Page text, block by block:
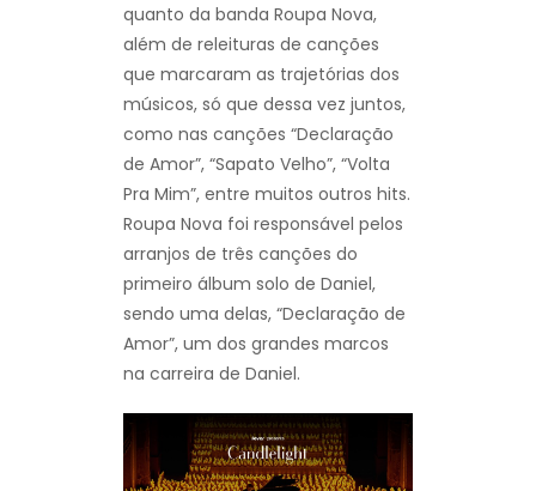
quanto da banda Roupa Nova,
além de releituras de canções
que marcaram as trajetórias dos
músicos, só que dessa vez juntos,
como nas canções “Declaração
de Amor”, “Sapato Velho”, “Volta
Pra Mim”, entre muitos outros hits.
Roupa Nova foi responsável pelos
arranjos de três canções do
primeiro álbum solo de Daniel,
sendo uma delas, “Declaração de
Amor”, um dos grandes marcos
na carreira de Daniel.